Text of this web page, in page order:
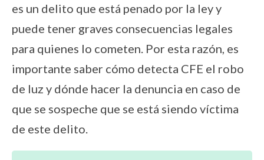
es un delito que está penado por la ley y
puede tener graves consecuencias legales
para quienes lo cometen. Por esta razón, es
importante saber cómo detecta CFE el robo
de luz y dónde hacer la denuncia en caso de
que se sospeche que se está siendo víctima
de este delito.